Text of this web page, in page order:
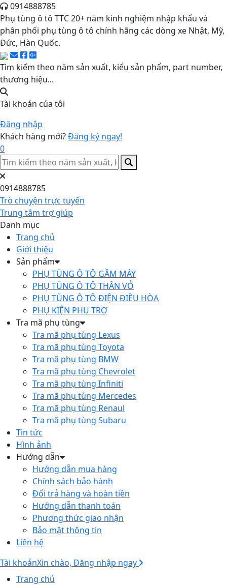
0914888785
Phụ tùng ô tô TTC 20+ năm kinh nghiệm nhập khẩu và
phân phối phụ tùng ô tô chính hãng các dòng xe Nhật, Mỹ,
Đức, Hàn Quốc.
Tìm kiếm theo năm sản xuất, kiểu sản phẩm, part number,
thương hiệu...
Tài khoản của tôi
Đăng nhập
Khách hàng mới?Đăng ký ngay!
0
0914888785
Trò chuyện trực tuyến
Trung tâm trợ giúp
Danh mục
Trang chủ
Giới thiệu
Sản phẩm
PHỤ TÙNG Ô TÔ GẦM MÁY
PHỤ TÙNG Ô TÔ THÂN VỎ
PHỤ TÙNG Ô TÔ ĐIỆN ĐIỀU HÒA
PHỤ KIỆN PHỤ TRỢ
Tra mã phụ tùng
Tra mã phụ tùng Lexus
Tra mã phụ tùng Toyota
Tra mã phụ tùng BMW
Tra mã phụ tùng Chevrolet
Tra mã phụ tùng Infiniti
Tra mã phụ tùng Mercedes
Tra mã phụ tùng Renaul
Tra mã phụ tùng Subaru
Tin tức
Hình ảnh
Hướng dẫn
Hướng dẫn mua hàng
Chính sách bảo hành
Đổi trả hàng và hoàn tiền
Hướng dẫn thanh toán
Phương thức giao nhận
Bảo mật thông tin
Liên hệ
Tài khoảnXin chào, Đăng nhập ngay
Trang chủ